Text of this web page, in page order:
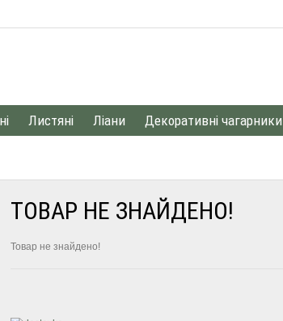
Листяні Ліани Декоративні чагарники
ТОВАР НЕ ЗНАЙДЕНО!
Товар не знайдено!